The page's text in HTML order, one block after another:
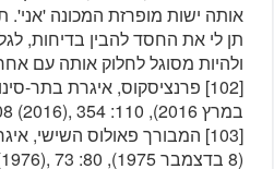
אותה ישות מופרזת המכונה 'אני'.
תן לי את החסד להבין בדיחות,
ולהיות מסוגל לחלוק אותה עם
במרץ 2016), 110: AAS 108 (2016), 354.